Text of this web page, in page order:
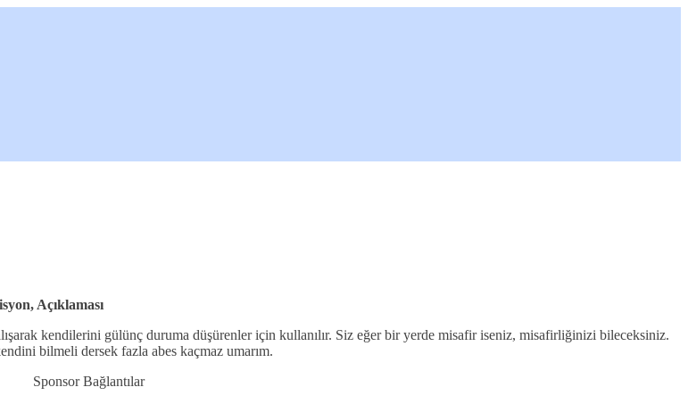
Açıklaması
kendilerini gülünç duruma düşürenler için kullanılır. Siz eğer bir yerde misafir iseniz, misafirliğinizi bileceksiniz.
bilmeli dersek fazla abes kaçmaz umarım.
Sponsor Bağlantılar